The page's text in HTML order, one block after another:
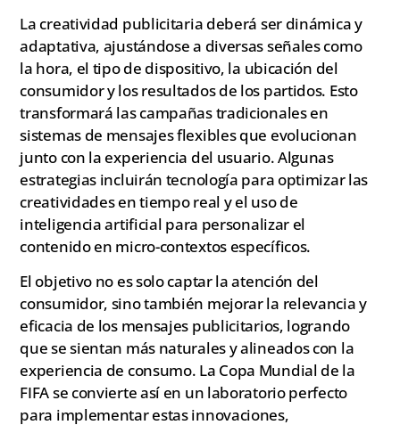
La creatividad publicitaria deberá ser dinámica y
adaptativa, ajustándose a diversas señales como
la hora, el tipo de dispositivo, la ubicación del
consumidor y los resultados de los partidos. Esto
transformará las campañas tradicionales en
sistemas de mensajes flexibles que evolucionan
junto con la experiencia del usuario. Algunas
estrategias incluirán tecnología para optimizar las
creatividades en tiempo real y el uso de
inteligencia artificial para personalizar el
contenido en micro-contextos específicos.
El objetivo no es solo captar la atención del
consumidor, sino también mejorar la relevancia y
eficacia de los mensajes publicitarios, logrando
que se sientan más naturales y alineados con la
experiencia de consumo. La Copa Mundial de la
FIFA se convierte así en un laboratorio perfecto
para implementar estas innovaciones,